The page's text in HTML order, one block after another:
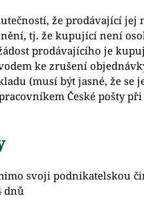
že prodávající
tj. že kupující není
prodávajícího je
ke zrušení
(musí být jasné, že se
České pošty
svoji podnikatelskou
dnů